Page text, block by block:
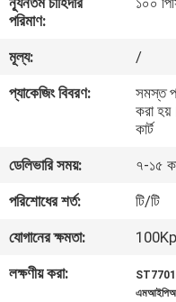
নিয়ন্ত্রণ
আমাদের
যোগাযোগ
উদ্ধৃতির
জন্য
পরিমাণ:
মূল্য:
/
প্যাকেজিং বিবরণ:
সমস্ত
করা
কার্ট
ডেলিভারি সময়:
৭-১৫
পরিশোধের শর্ত:
টি/টি
যোগানের ক্ষমতা:
লক্ষণীয় করা: